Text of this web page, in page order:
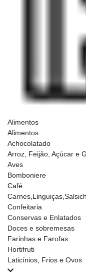
Alimentos
Alimentos
Achocolatado
Arroz, Feijão, Açúcar e
Aves
Bomboniere
Café
Confeitaria
Conservas e Enlatados
Doces e sobremesas
Farinhas e Farofas
Hortifruti
Laticínios, Frios e Ovos